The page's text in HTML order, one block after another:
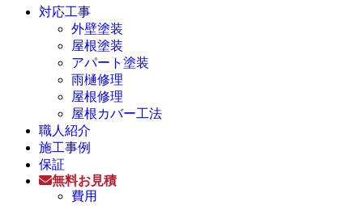
対応工事
外壁塗装
屋根塗装
アパート塗装
雨樋修理
屋根修理
屋根カバー工法
職人紹介
施工事例
保証
無料お見積
費用